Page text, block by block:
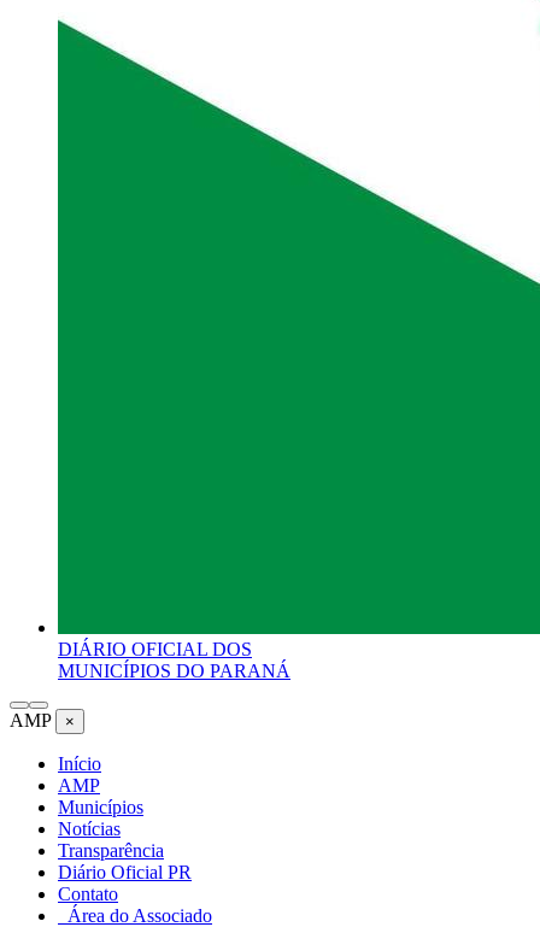
DIÁRIO OFICIAL DOS
MUNICÍPIOS DO PARANÁ
AMP ×
Início
AMP
Municípios
Notícias
Transparência
Diário Oficial PR
Contato
Área do Associado